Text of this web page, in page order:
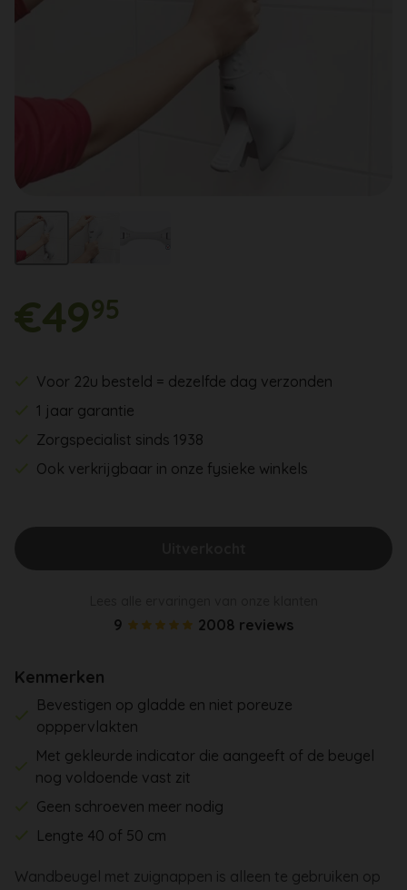
€4995
Voor 22u besteld = dezelfde dag verzonden
1 jaar garantie
Zorgspecialist sinds 1938
Ook verkrijgbaar in onze fysieke winkels
9 2008 reviews
Kenmerken
Bevestigen op gladde en niet poreuze
opppervlakten
Met gekleurde indicator die aangeeft of de beugel
nog voldoende vast zit
Geen schroeven meer nodig
Lengte 40 of 50 cm
Wandbeugel met zuignappen is alleen te gebruiken op